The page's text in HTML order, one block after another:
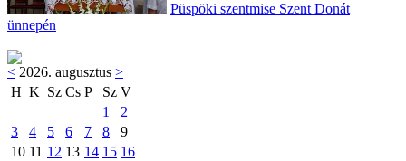
Püspöki szentmise Szent Donát
ünnepén
< 2026. augusztus >
H K Sz Cs P Sz V
1
2
3
4 5 6 7 8
9
10 11 12 13 14 15 16